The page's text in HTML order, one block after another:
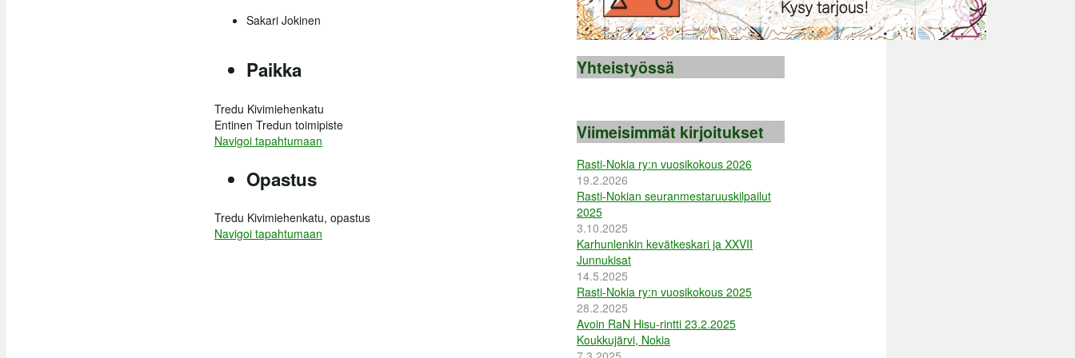
Sakari Jokinen
Paikka
Tredu Kivimiehenkatu
Entinen Tredun toimipiste
Navigoi tapahtumaan
Opastus
Tredu Kivimiehenkatu, opastus
Navigoi tapahtumaan
Yhteistyössä
Viimeisimmät kirjoitukset
Rasti-Nokia ry:n vuosikokous 2026
19.2.2026
Rasti-Nokian seuranmestaruuskilpailut
2025
3.10.2025
Karhunlenkin kevätkeskari ja XXVII
Junnukisat
14.5.2025
Rasti-Nokia ry:n vuosikokous 2025
28.2.2025
Avoin RaN Hisu-rintti 23.2.2025
Koukkujärvi, Nokia